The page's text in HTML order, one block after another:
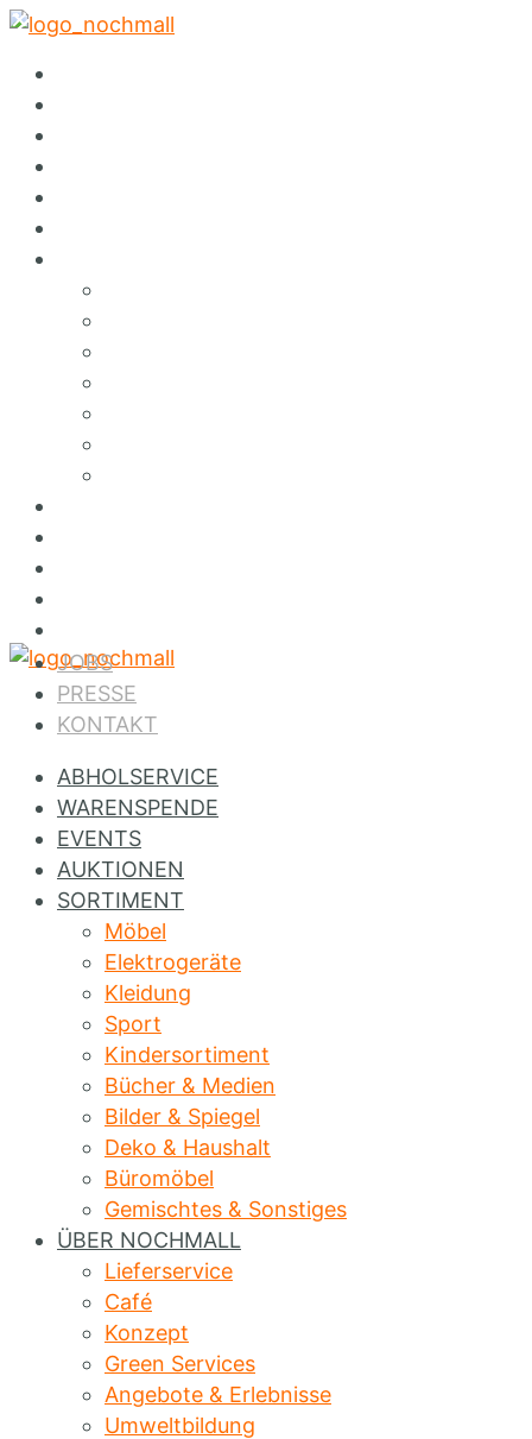
✕
JOBS
PRESSE
KONTAKT
ABHOLSERVICE
WARENSPENDE
EVENTS
AUKTIONEN
SORTIMENT
Möbel
Elektrogeräte
Kleidung
Sport
Kindersortiment
Bücher & Medien
Bilder & Spiegel
Deko & Haushalt
Büromöbel
Gemischtes & Sonstiges
ÜBER NOCHMALL
Lieferservice
Café
Konzept
Green Services
Angebote & Erlebnisse
Umweltbildung